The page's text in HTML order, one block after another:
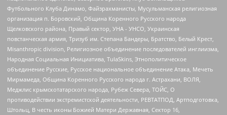
Футбольного Клуба Динамо, Файзрахманисты, Мусульманская религиозная
организация п. Боровский, Община Коренного Русского народа
Щелковского района, Правый сектор, УНА - УНСО, Украинская
повстанческая армия, Тризуб им. Степана Бандеры, Братство, Белый Крест,
Misanthropic division, Религиозное объединение последователей инглиизма,
Народная Социальная Инициатива, TulaSkins, Этнополитическое
объединение Русские, Русское национальное объединение Атака, Мечеть
Мирмамеда, Община Коренного Русского народа г. Астрахани, ВОЛЯ,
Меджлис крымскотатарского народа, Рубеж Севера, ТОЙС, О
противодействии экстремистской деятельности, РЕВТАТПОД, Артподготовка,
Штольц, В честь иконы Божией Матери Державная, Сектор 16,